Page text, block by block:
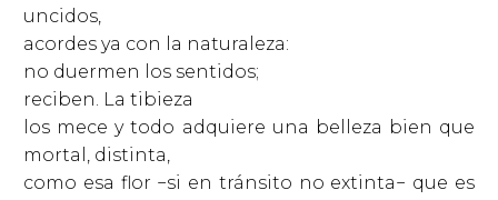
uncidos,
acordes ya con la naturaleza:
no duermen los sentidos;
reciben. La tibieza
los mece y todo adquiere una belleza bien que
mortal, distinta,
como esa flor −si en tránsito no extinta− que es